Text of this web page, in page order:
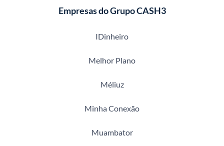
Empresas do Grupo CASH3
IDinheiro
Melhor Plano
Méliuz
Minha Conexão
Muambator